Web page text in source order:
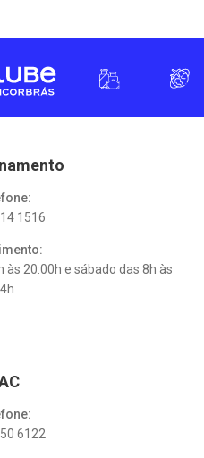
1516
20:00h e sábado das 8h às
6122